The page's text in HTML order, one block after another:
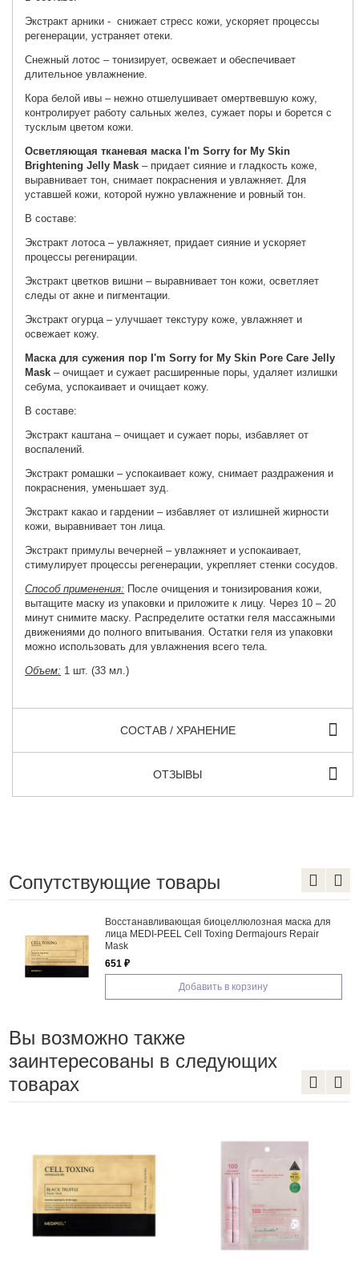
Экстракт арники - снижает стресс кожи, ускоряет процессы
регенерации, устраняет отеки.
Снежный лотос – тонизирует, освежает и обеспечивает
длительное увлажнение.
Кора белой ивы – нежно отшелушивает омертвевшую кожу,
контролирует работу сальных желез, сужает поры и борется с
тусклым цветом кожи.
Осветляющая тканевая маска I'm Sorry for My Skin
Brightening Jelly Mask – придает сияние и гладкость коже,
выравнивает тон, снимает покраснения и увлажняет. Для
уставшей кожи, которой нужно увлажнение и ровный тон.
В составе:
Экстракт лотоса – увлажняет, придает сияние и ускоряет
процессы регенирации.
Экстракт цветков вишни – выравнивает тон кожи, осветляет
следы от акне и пигментации.
Экстракт огурца – улучшает текстуру коже, увлажняет и
освежает кожу.
Маска для сужения пор I'm Sorry for My Skin Pore Care Jelly
Mask – очищает и сужает расширенные поры, удаляет излишки
себума, успокаивает и очищает кожу.
В составе:
Экстракт каштана – очищает и сужает поры, избавляет от
воспалений.
Экстракт ромашки – успокаивает кожу, снимает раздражения и
покраснения, уменьшает зуд.
Экстракт какао и гардении – избавляет от излишней жирности
кожи, выравнивает тон лица.
Экстракт примулы вечерней – увлажняет и успокаивает,
стимулирует процессы регенерации, укрепляет стенки сосудов.
Способ применения: После очищения и тонизирования кожи,
вытащите маску из упаковки и приложите к лицу. Через 10 – 20
минут снимите маску. Распределите остатки геля массажными
движениями до полного впитывания. Остатки геля из упаковки
можно использовать для увлажнения всего тела.
Объем: 1 шт. (33 мл.)
СОСТАВ / ХРАНЕНИЕ
ОТЗЫВЫ
Сопутствующие товары
Восстанавливающая биоцеллюлозная маска для
лица MEDI-PEEL Cell Toxing Dermajours Repair
Mask
651 ₽
Добавить в корзину
Вы возможно также
заинтересованы в следующих
товарах